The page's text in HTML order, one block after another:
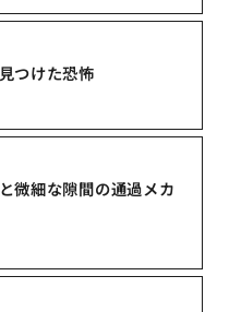
つけた恐怖
微細な隙間の通過メカ